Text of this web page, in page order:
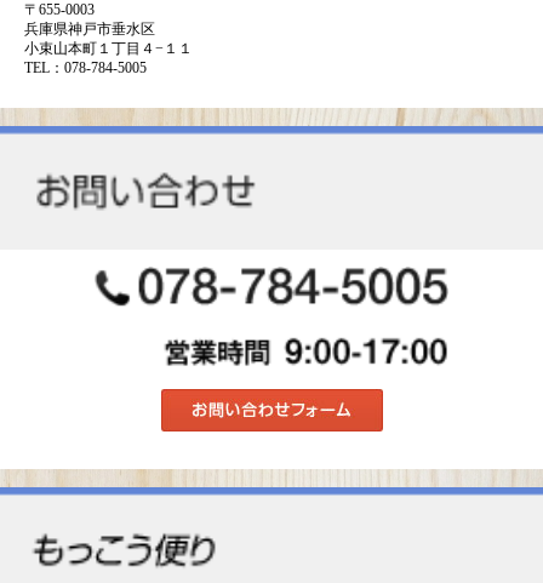
〒655-0003
兵庫県神戸市垂水区
小束山本町１丁目４−１１
TEL：078-784-5005